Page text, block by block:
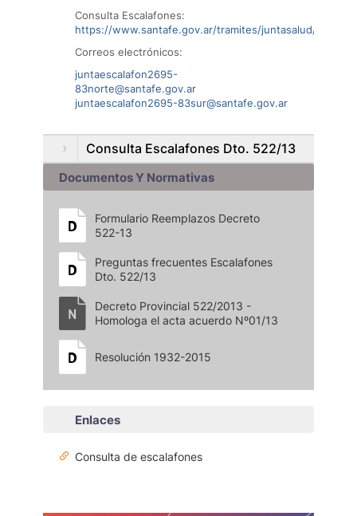
Consulta Escalafones:
https://www.santafe.gov.ar/tramites/juntasalud/
Correos electrónicos:
juntaescalafon2695-
83norte@santafe.gov.ar
juntaescalafon2695-83sur@santafe.gov.ar
Consulta Escalafones Dto. 522/13
Documentos Y Normativas
Formulario Reemplazos Decreto
522-13
Preguntas frecuentes Escalafones
Dto. 522/13
Decreto Provincial 522/2013 -
Homologa el acta acuerdo Nº01/13
Resolución 1932-2015
Enlaces
Consulta de escalafones